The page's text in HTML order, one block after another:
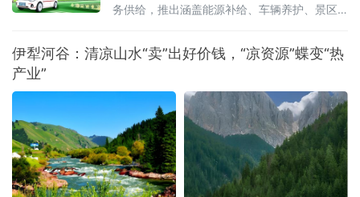
务供给，推出涵盖能源补给、车辆养护、景区
全省文旅产业提质升级探索新路径。黑龙江省
文化和旅游厅副厅长蒋兴成、中国石化黑龙江
尔滨市文化广电和旅
伊犁河谷：清凉山水“卖”出好价钱，“凉资源”蝶变“热
产业”